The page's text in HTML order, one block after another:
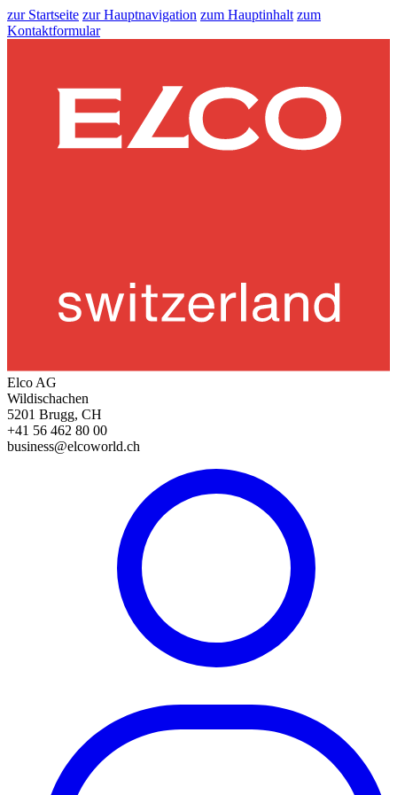
zur Startseite zur Hauptnavigation zum Hauptinhalt zum
Kontaktformular
Elco AG
Wildischachen
5201 Brugg, CH
+41 56 462 80 00
business@elcoworld.ch